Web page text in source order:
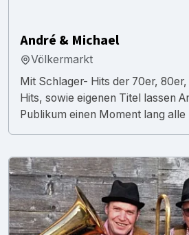
André & Michael
Völkermarkt
Mit Schlager- Hits der 70er,
Hits, sowie eigenen Titel lassen
Publikum einen Moment lang alle